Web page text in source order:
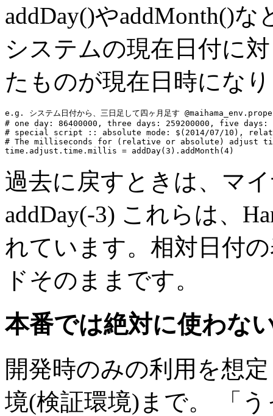
addDay()やaddMonth()
システムの現在日付に
たものが現在日時にな
e.g. システム日付から、三日足して四ヶ月足す
# one day: 86400000, three days: 259200000, five days:
# special script :: absolute mode: $(2014/07/10),
# The milliseconds for (relative or absolute) adjust
time.adjust.time.millis = addDay(3).addMonth(4)
過去に戻すときは、マ
addDay(-3) これらは、
れています。相対日付
ドそのままです。
本番では絶対に使わな
開発時のみの利用を想
境(検証環境)まで。 「